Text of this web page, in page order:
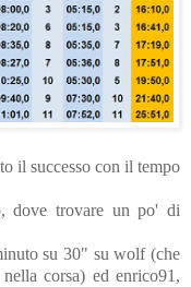
il successo con il tempo
dove trovare un po' di
su 30" su wolf (che
corsa) ed enrico91,